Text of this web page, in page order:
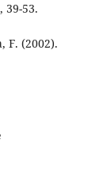
39-53.
F. (2002).